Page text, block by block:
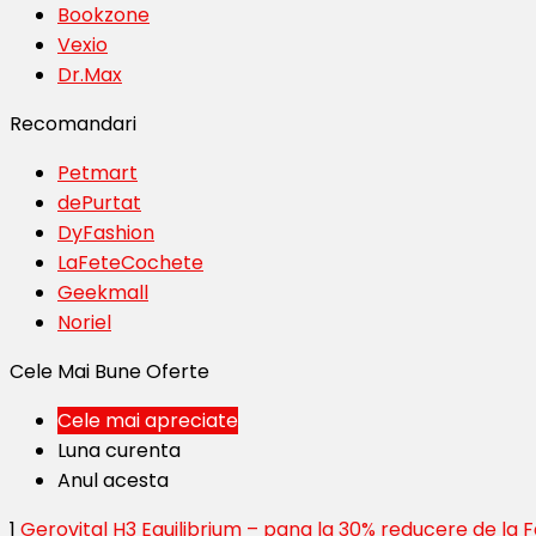
Bookzone
Vexio
Dr.Max
Recomandari
Petmart
dePurtat
DyFashion
LaFeteCochete
Geekmall
Noriel
Cele Mai Bune Oferte
Cele mai apreciate
Luna curenta
Anul acesta
1 Gerovital H3 Equilibrium – pana la 30% reducere de la